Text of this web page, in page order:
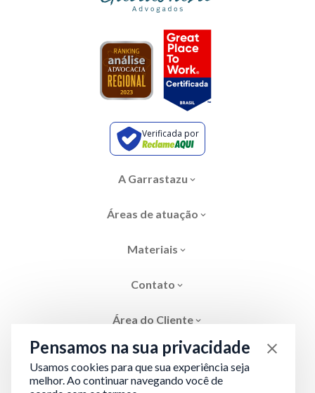
Verificada por
A Garrastazu
Áreas de atuação
Materiais
Contato
Área do Cliente
Pensamos na sua privacidade
Usamos cookies para que sua experiência seja
melhor. Ao continuar navegando você de